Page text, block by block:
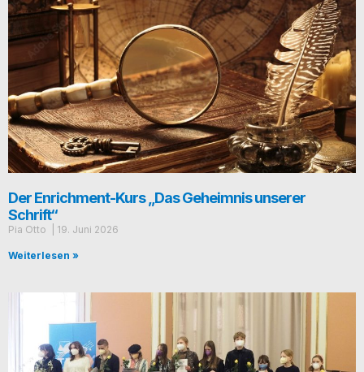
Der Enrichment-Kurs „Das Geheimnis unserer
Schrift“
Pia Otto 19. Juni 2026
Weiterlesen »